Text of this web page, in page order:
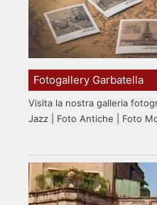
Fotogallery Garbatella
Visita la nostra galleria
Jazz | Foto Antiche | Foto